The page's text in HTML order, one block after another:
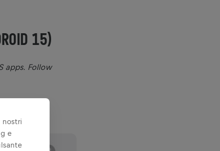
15)
apps. Follow
nostri
e